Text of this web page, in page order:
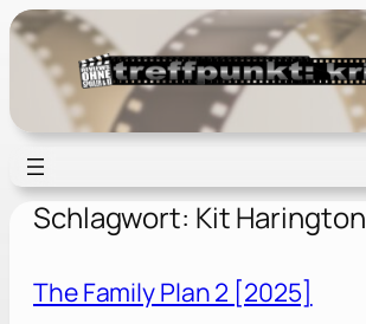
Zum
Inhalt
springen
Schlagwort: Kit Harington
The Family Plan 2 [2025]